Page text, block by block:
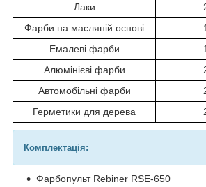
Лаки
Фарби на масляній основі
Емалеві фарби
Алюмінієві фарби
Автомобільні фарби
Герметики для дерева
Комплектація:
Фарбопульт Rebiner RSE-650